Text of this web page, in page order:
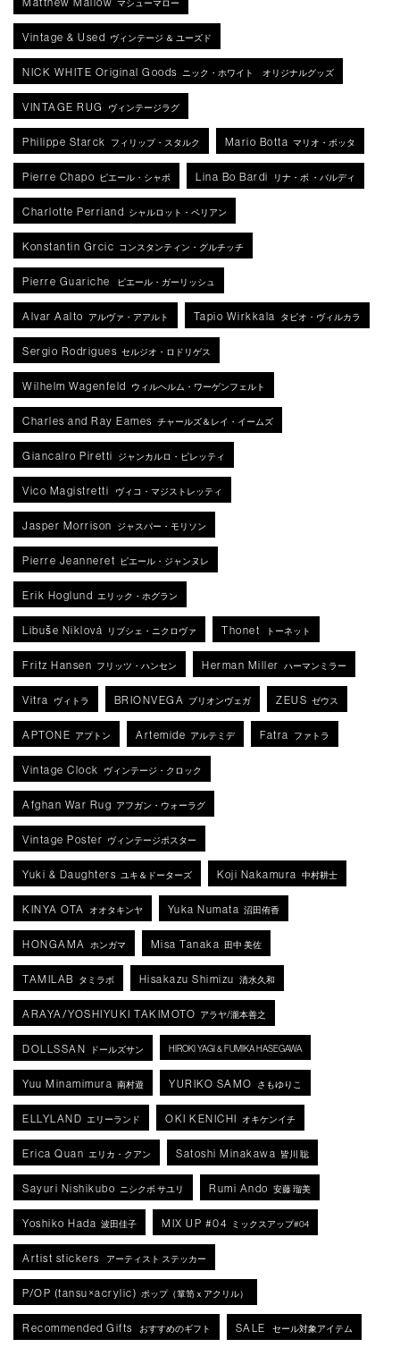
マシューマロー
Vintage & Used ヴィンテージ ＆ ユーズド
NICK WHITE Original Goods ニック・ホワイト オリジナルグッズ
VINTAGE RUG ヴィンテージラグ
Philippe Starck フィリップ・スタルク Mario Botta マリオ・ボッタ
Pierre Chapo ピエール・シャポ Lina Bo Bardi リナ・ボ ・バルディ
Charlotte Perriand シャルロット・ペリアン
Konstantin Grcic コンスタンティン・グルチッチ
Pierre Guariche ピエール・ガーリッシュ
Alvar Aalto アルヴァ・アアルト Tapio Wirkkala タピオ・ヴィルカラ
Sergio Rodrigues セルジオ・ロドリゲス
Wilhelm Wagenfeld ウィルヘルム・ワーゲンフェルト
Charles and Ray Eames チャールズ＆レイ・イームズ
Giancalro Piretti ジャンカルロ・ピレッティ
Vico Magistretti ヴィコ・マジストレッティ
Jasper Morrison ジャスパー・モリソン
Pierre Jeanneret ピエール・ジャンヌレ
Erik Hoglund エリック・ホグラン
Libuše Niklová リブシェ・ニクロヴァ Thonet トーネット
Fritz Hansen フリッツ・ハンセン Herman Miller ハーマンミラー
Vitra ヴィトラ BRIONVEGA ブリオンヴェガ ZEUS ゼウス
APTONE アプトン Artemide アルテミデ Fatra ファトラ
Vintage Clock ヴィンテージ・クロック
Afghan War Rug アフガン・ウォーラグ
Vintage Poster ヴィンテージポスター
Yuki & Daughters ユキ＆ドーターズ Koji Nakamura 中村耕士
KINYA OTA オオタキンヤ Yuka Numata 沼田侑香
HONGAMA ホンガマ Misa Tanaka 田中 美佐
TAMILAB タミラボ Hisakazu Shimizu 清水久和
ARAYA/YOSHIYUKI TAKIMOTO アラヤ/瀧本善之
DOLLSSAN ドールズサン HIROKI YAGI & FUMIKA HASEGAWA
Yuu Minamimura 南村遊 YURIKO SAMO さもゆりこ
ELLYLAND エリーランド OKI KENICHI オキケンイチ
Erica Quan エリカ・クアン Satoshi Minakawa 皆川 聡
Sayuri Nishikubo ニシクボ サユリ Rumi Ando 安藤 瑠美
Yoshiko Hada 波田佳子 MIX UP #04 ミックスアップ#04
Artist stickers アーティスト ステッカー
P/OP (tansu×acrylic) ポップ（箪笥ｘアクリル）
Recommended Gifts おすすめのギフト SALE セール対象アイテム